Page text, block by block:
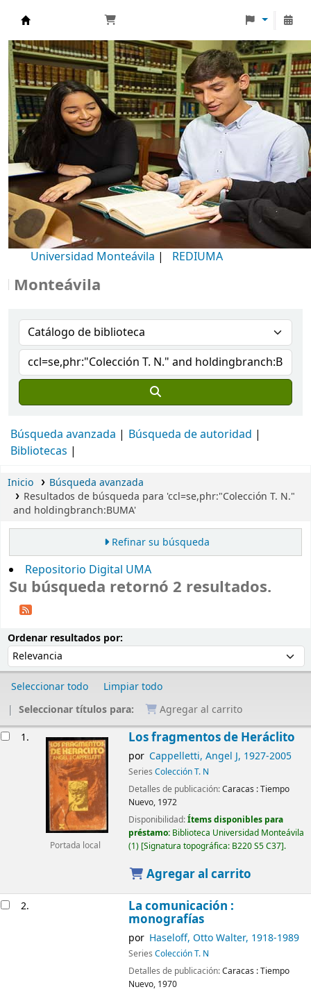
Biblioteca Universidad Monteávila
Universidad Monteávila | REDIUMA
Búsqueda avanzada
Búsqueda de autoridad
Bibliotecas
Inicio
Búsqueda avanzada
Resultados de búsqueda para 'ccl=se,phr:"Colección T. N."
and holdingbranch:BUMA'
Refinar su búsqueda
Repositorio Digital UMA
Su búsqueda retornó 2 resultados.
Ordenar resultados por:
Seleccionar todo
Limpiar todo
Seleccionar títulos para:
Agregar al carrito
1.
Portada local
Los fragmentos de Heráclito
por Cappelletti, Angel J, 1927-2005
Series Colección T. N
Detalles de publicación:Caracas :Tiempo
Nuevo, 1972
Disponibilidad:Ítems disponibles para
préstamo: Biblioteca Universidad Monteávila
(1) Signatura topográfica: B220 S5 C37 .
Agregar al carrito
2. La comunicación :
monografías
por Haseloff, Otto Walter, 1918-1989
Series Colección T. N
Detalles de publicación:Caracas :Tiempo
Nuevo, 1970